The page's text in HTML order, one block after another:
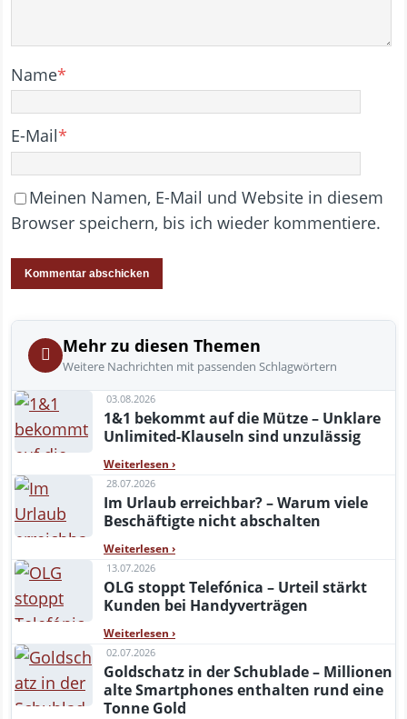
Name*
E-Mail*
Meinen Namen, E-Mail und Website in diesem
Browser speichern, bis ich wieder kommentiere.
Mehr zu diesen Themen
Weitere Nachrichten mit passenden Schlagwörtern
03.08.2026
1&1 bekommt auf die Mütze – Unklare
Unlimited-Klauseln sind unzulässig
Weiterlesen ›
28.07.2026
Im Urlaub erreichbar? – Warum viele
Beschäftigte nicht abschalten
Weiterlesen ›
13.07.2026
OLG stoppt Telefónica – Urteil stärkt
Kunden bei Handyverträgen
Weiterlesen ›
02.07.2026
Goldschatz in der Schublade – Millionen
alte Smartphones enthalten rund eine
Tonne Gold